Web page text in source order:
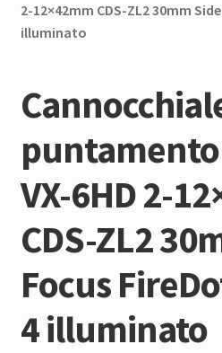
VX-6HD 2-
CDS-ZL2
Focus
4 illuminato